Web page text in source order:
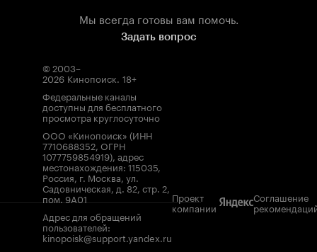
Мы всегда готовы вам помочь.
Задать вопрос
© 2003–
2026 Кинопоиск. 18+
Федеральные каналы
доступны для бесплатного
просмотра круглосуточно
ООО «Кинопоиск» (ИНН
7710688352, ОГРН
1077759854919), адрес
местонахождения: 115035,
Россия, г. Москва, ул.
Садовническая, д. 82, стр. 2,
пом. 9А01
Адрес для обращений
пользователей:
kinopoisk@support.yandex.ru
Проект
компании
Соглашение